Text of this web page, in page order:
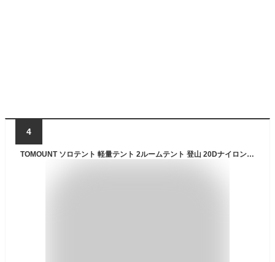
4
TOMOUNT ソロテント 軽量テント 2ルームテント 登山 20Dナイロン PU3000mm インナー付き 煙突穴付き コンパクト 組立簡単 徒歩 ハイキング アウトドア キャンプ 4シーズン PANGOLIN-TENT (グリーン)